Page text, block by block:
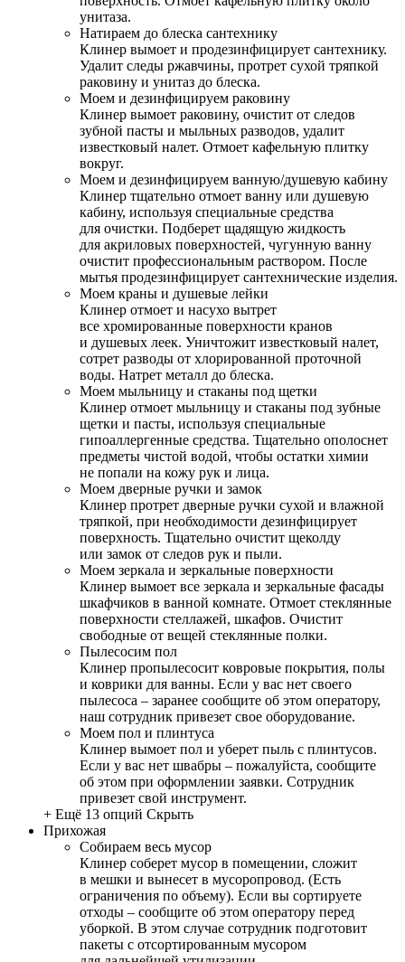
унитаза.
Натираем до блеска сантехнику
Клинер вымоет и продезинфицирует сантехнику.
Удалит следы ржавчины, протрет сухой тряпкой
раковину и унитаз до блеска.
Моем и дезинфицируем раковину
Клинер вымоет раковину, очистит от следов
зубной пасты и мыльных разводов, удалит
известковый налет. Отмоет кафельную плитку
вокруг.
Моем и дезинфицируем ванную/душевую кабину
Клинер тщательно отмоет ванну или душевую
кабину, используя специальные средства
для очистки. Подберет щадящую жидкость
для акриловых поверхностей, чугунную ванну
очистит профессиональным раствором. После
мытья продезинфицирует сантехнические изделия.
Моем краны и душевые лейки
Клинер отмоет и насухо вытрет
все хромированные поверхности кранов
и душевых леек. Уничтожит известковый налет,
сотрет разводы от хлорированной проточной
воды. Натрет металл до блеска.
Моем мыльницу и стаканы под щетки
Клинер отмоет мыльницу и стаканы под зубные
щетки и пасты, используя специальные
гипоаллергенные средства. Тщательно ополоснет
предметы чистой водой, чтобы остатки химии
не попали на кожу рук и лица.
Моем дверные ручки и замок
Клинер протрет дверные ручки сухой и влажной
тряпкой, при необходимости дезинфицирует
поверхность. Тщательно очистит щеколду
или замок от следов рук и пыли.
Моем зеркала и зеркальные поверхности
Клинер вымоет все зеркала и зеркальные фасады
шкафчиков в ванной комнате. Отмоет стеклянные
поверхности стеллажей, шкафов. Очистит
свободные от вещей стеклянные полки.
Пылесосим пол
Клинер пропылесосит ковровые покрытия, полы
и коврики для ванны. Если у вас нет своего
пылесоса – заранее сообщите об этом оператору,
наш сотрудник привезет свое оборудование.
Моем пол и плинтуса
Клинер вымоет пол и уберет пыль с плинтусов.
Если у вас нет швабры – пожалуйста, сообщите
об этом при оформлении заявки. Сотрудник
привезет свой инструмент.
+ Ещё 13 опций Скрыть
Прихожая
Собираем весь мусор
Клинер соберет мусор в помещении, сложит
в мешки и вынесет в мусоропровод. (Есть
ограничения по объему). Если вы сортируете
отходы – сообщите об этом оператору перед
уборкой. В этом случае сотрудник подготовит
пакеты с отсортированным мусором